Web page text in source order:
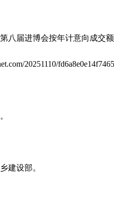
届进博会按年计意向成交额
20251110/
设部。